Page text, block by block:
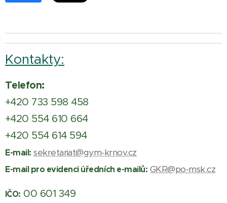
Kontakty:
Telefon:
+420 733 598 458
+420 554 610 664
+420 554 614 594
E-mail: sekretariat@gym-krnov.cz
E-mail pro evidenci úředních e-mailů: GKR@po-msk.cz
IČO: 00 601 349